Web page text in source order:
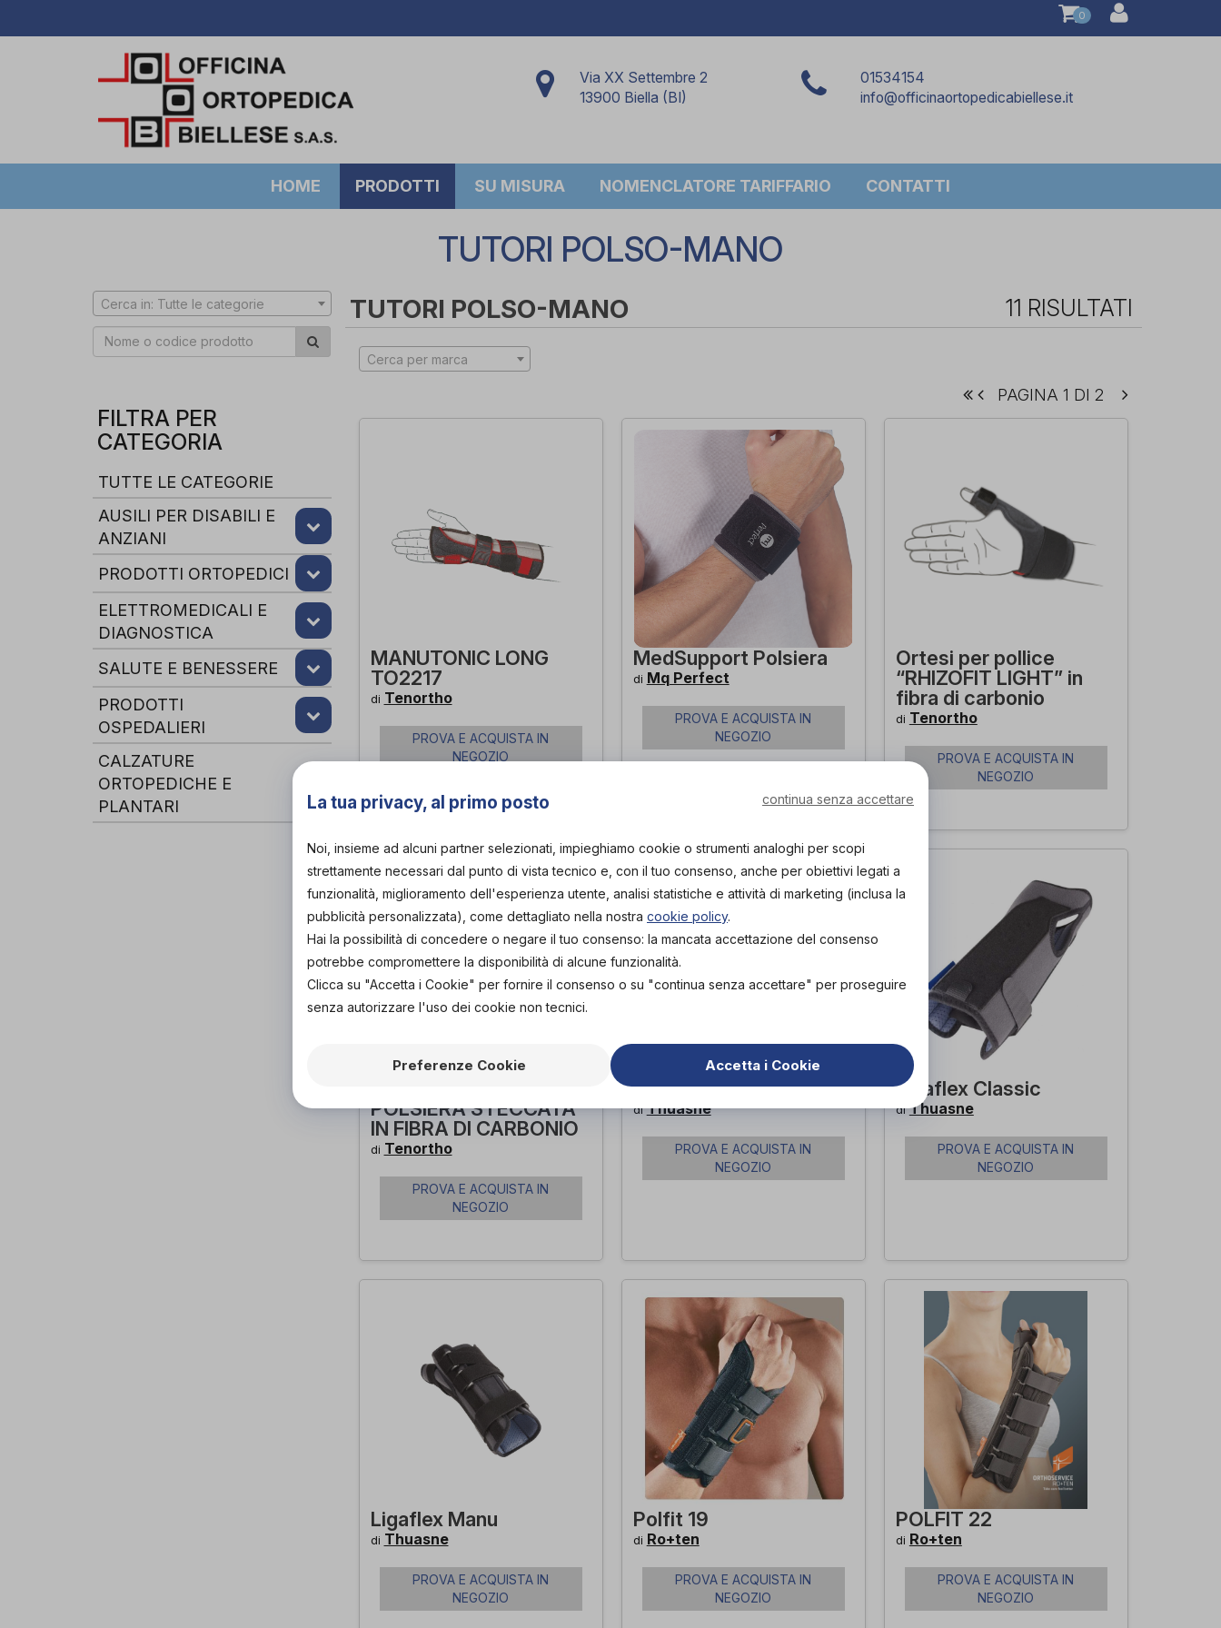
0
Via XX Settembre 2
13900 Biella (BI)
01534154
info@officinaortopedicabiellese.it
HOME PRODOTTI SU MISURA NOMENCLATORE TARIFFARIO CONTATTI
TUTORI POLSO-MANO
Cerca in: Tutte le categorie
FILTRA PER
CATEGORIA
TUTTE LE CATEGORIE
AUSILI PER DISABILI E
ANZIANI
PRODOTTI ORTOPEDICI
ELETTROMEDICALI E
DIAGNOSTICA
SALUTE E BENESSERE
PRODOTTI
OSPEDALIERI
CALZATURE
ORTOPEDICHE E
PLANTARI
TUTORI POLSO-MANO 11 RISULTATI
Cerca per marca
PAGINA 1 DI 2
MANUTONIC LONG
TO2217
di Tenortho
PROVA E ACQUISTA IN
NEGOZIO
MedSupport Polsiera
di Mq Perfect
PROVA E ACQUISTA IN
NEGOZIO
Ortesi per pollice
“RHIZOFIT LIGHT” in
fibra di carbonio
di Tenortho
PROVA E ACQUISTA IN
NEGOZIO
POLSIERA STECCATA
IN FIBRA DI CARBONIO
di Tenortho
PROVA E ACQUISTA IN
NEGOZIO
Pollex-Med
diThuasne
PROVA E ACQUISTA IN
NEGOZIO
Ligaflex Classic
diThuasne
PROVA E ACQUISTA IN
NEGOZIO
Ligaflex Manu
di Thuasne
PROVA E ACQUISTA IN
NEGOZIO
Polfit 19
di Ro+ten
PROVA E ACQUISTA IN
NEGOZIO
POLFIT 22
di Ro+ten
PROVA E ACQUISTA IN
NEGOZIO
La tua privacy, al primo posto continua senza accettare
Noi, insieme ad alcuni partner selezionati, impieghiamo cookie o strumenti analoghi per scopi
strettamente necessari dal punto di vista tecnico e, con il tuo consenso, anche per obiettivi legati a
funzionalità, miglioramento dell'esperienza utente, analisi statistiche e attività di marketing (inclusa la
pubblicità personalizzata), come dettagliato nella nostra cookie policy.
Hai la possibilità di concedere o negare il tuo consenso: la mancata accettazione del consenso
potrebbe compromettere la disponibilità di alcune funzionalità.
Clicca su "Accetta i Cookie" per fornire il consenso o su "continua senza accettare" per proseguire
senza autorizzare l'uso dei cookie non tecnici.
Preferenze Cookie Accetta i Cookie